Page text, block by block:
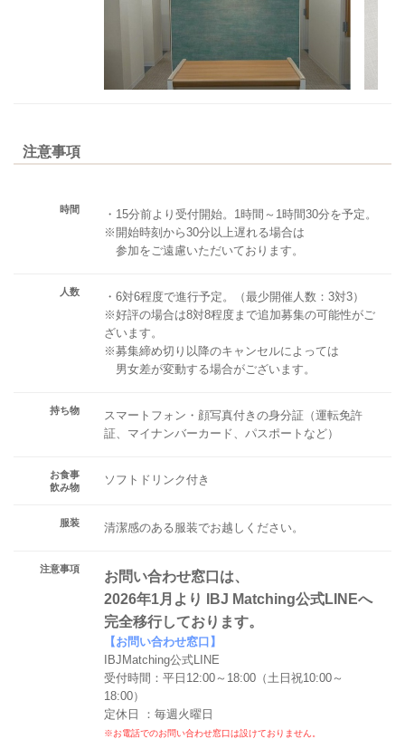
注意事項
時間
・15分前より受付開始。1時間～1時間30分を予定。
※開始時刻から30分以上遅れる場合は
参加をご遠慮いただいております。
人数
・6対6程度で進行予定。（最少開催人数：3対3）
※好評の場合は8対8程度まで追加募集の可能性がご
ざいます。
※募集締め切り以降のキャンセルによっては
男女差が変動する場合がございます。
持ち物
スマートフォン・顔写真付きの身分証（運転免許
証、マイナンバーカード、パスポートなど）
お食事
飲み物
ソフトドリンク付き
服装 清潔感のある服装でお越しください。
注意事項
お問い合わせ窓口は、
2026年1月より IBJ Matching公式LINEへ
完全移行しております。
【お問い合わせ窓口】
IBJMatching公式LINE
受付時間：平日12:00～18:00（土日祝10:00～
18:00）
定休日 ：毎週火曜日
※お電話でのお問い合わせ窓口は設けておりません。